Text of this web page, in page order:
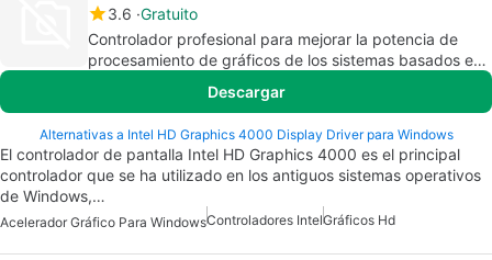
3.6 Gratuito
Controlador profesional para mejorar la potencia de
procesamiento de gráficos de los sistemas basados en
Descargar
Alternativas a Intel HD Graphics 4000 Display Driver para Windows
El controlador de pantalla Intel HD Graphics 4000 es el principal
controlador que se ha utilizado en los antiguos sistemas operativos
de Windows,…
Acelerador Gráfico Para WindowsControladores IntelGráficos Hd